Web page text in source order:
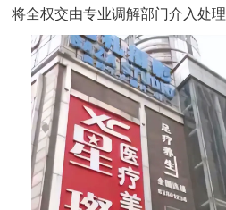
将全权交由专业调解部门介入处理